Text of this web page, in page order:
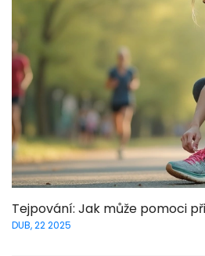
Tejpování: Jak může pomoci
DUB, 22 2025